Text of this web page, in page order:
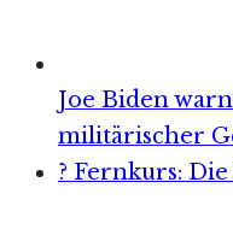
Joe Biden
militärischer
? Fernkurs: